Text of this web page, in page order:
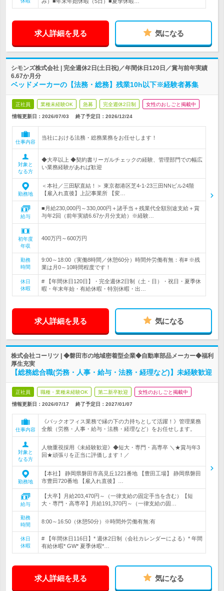
求人詳細を見る 気になる
シモンズ株式会社 | 完全週休2日(土日祝)／年間休日120日／賞与前年実績
6.67か月分
ベッドメーカーの【法務・総務】残業10h以下※経験者募集
正社員 業種未経験OK 急募 完全週休2日制 女性のおしごと掲載中
情報更新日：2026/07/03 終了予定日： 2026/12/24
仕事内容
当社における法務・総務業務をお任せします！
対象と
なる方
◆大卒以上 ◆契約書リーガルチェックの経験、管理部門での幅広
い業務経験があれば歓迎
勤務地
＜本社／三田駅直結！＞ 東京都港区芝4-1-23三田NNビル24階
【雇入れ直後】上記事業所 【変…
給与
■月給230,000円～330,000円＋諸手当＋残業代全額別途支給＋賞
与年2回（前年実績6.67か月分支給）※経験…
初年度
年収
400万円～600万円
勤務
時間
9:00～18:00（実働8時間／休憩60分）時間外労働有無：有# ※残
業は月0～10時間程度です！
休日
休暇
# 【年間休日120日】・完全週休2日制（土・日）・祝日・夏季休
暇・年末年始・有給休暇・特別休暇・出…
求人詳細を見る 気になる
株式会社コーリツ | ◆磐田市の地域密着型企業◆自動車部品メーカー◆福利
厚生充実
【総務総合職(労務・人事・給与・法務・経理など)】未経験歓迎
正社員 職種・業種未経験OK 第二新卒歓迎 女性のおしごと掲載中
情報更新日：2026/07/17 終了予定日： 2027/01/07
仕事内容
《バックオフィス業務で縁の下の力持ちとして活躍！》管理業務
全般（労務・人事・給与・法務・経理など）をお任せします。
対象と
なる方
人物重視採用《未経験歓迎》◆短大・専門・高専卒 ＼★賞与年3
回★頑張りを正当に評価します！／
勤務地
【本社】 静岡県磐田市高見丘1221番地 【豊田工場】 静岡県磐田
市豊田720番地 【雇入れ直後】…
給与
【大卒】月給203,470円～（一律支給の固定手当を含む）【短
大・専門・高専卒】月給191,370円～（一律支給の固…
勤務
時間
8:00～16:50（休憩50分）※時間外労働有無:有
休日
休暇
# 【年間休日116日】* 週休2日制（会社カレンダーによる）* 年間
有給休暇* GW* 夏季休暇*…
求人詳細を見る 気になる